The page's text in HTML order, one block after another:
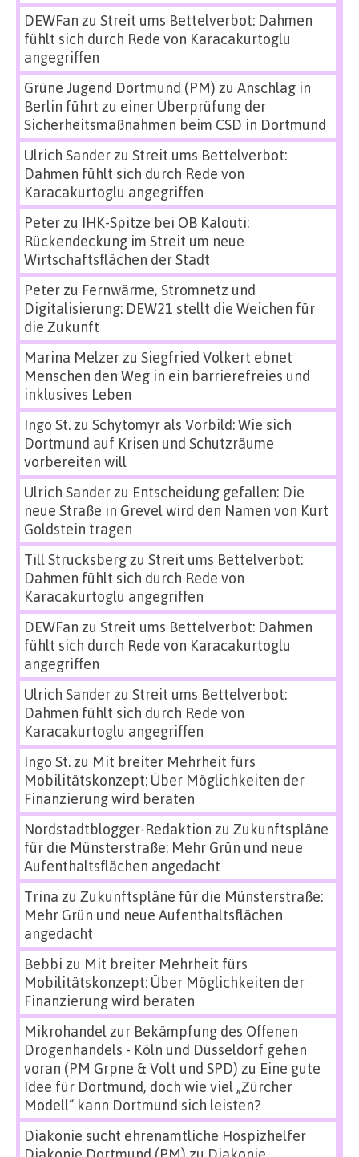
DEWFan zu Streit ums Bettelverbot: Dahmen
fühlt sich durch Rede von Karacakurtoglu
angegriffen
Grüne Jugend Dortmund (PM) zu Anschlag in
Berlin führt zu einer Überprüfung der
Sicherheitsmaßnahmen beim CSD in Dortmund
Ulrich Sanderzu Streit ums Bettelverbot:
Dahmen fühlt sich durch Rede von
Karacakurtoglu angegriffen
Peterzu IHK-Spitze bei OB Kalouti:
Rückendeckung im Streit um neue
Wirtschaftsflächen der Stadt
Peterzu Fernwärme, Stromnetz und
Digitalisierung: DEW21 stellt die Weichen für
die Zukunft
Marina Melzerzu Siegfried Volkert ebnet
Menschen den Weg in ein barrierefreies und
inklusives Leben
Ingo St.zu Schytomyr als Vorbild: Wie sich
Dortmund auf Krisen und Schutzräume
vorbereiten will
Ulrich Sanderzu Entscheidung gefallen: Die
neue Straße in Grevel wird den Namen von Kurt
Goldstein tragen
Till Strucksbergzu Streit ums Bettelverbot:
Dahmen fühlt sich durch Rede von
Karacakurtoglu angegriffen
DEWFan zu Streit ums Bettelverbot: Dahmen
fühlt sich durch Rede von Karacakurtoglu
angegriffen
Ulrich Sanderzu Streit ums Bettelverbot:
Dahmen fühlt sich durch Rede von
Karacakurtoglu angegriffen
Ingo St.zu Mit breiter Mehrheit fürs
Mobilitätskonzept: Über Möglichkeiten der
Finanzierung wird beraten
Nordstadtblogger-Redaktion zu Zukunftspläne
für die Münsterstraße: Mehr Grün und neue
Aufenthaltsflächen angedacht
Trina zu Zukunftspläne für die Münsterstraße:
Mehr Grün und neue Aufenthaltsflächen
angedacht
Bebbi zu Mit breiter Mehrheit fürs
Mobilitätskonzept: Über Möglichkeiten der
Finanzierung wird beraten
Mikrohandel zur Bekämpfung des Offenen
Drogenhandels - Köln und Düsseldorf gehen
voran (PM Grpne & Volt und SPD) zu Eine gute
Idee für Dortmund, doch wie viel „Zürcher
Modell“ kann Dortmund sich leisten?
Diakonie sucht ehrenamtliche Hospizhelfer